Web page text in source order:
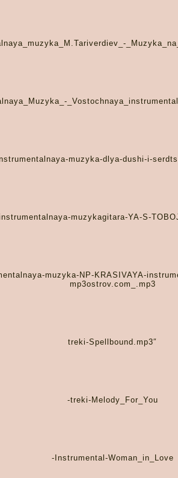
muzyka-dlya-dushi-i-
muzykagitara-YA-S-
muzyka-NP-KRASIVAYA-
mp3ostrov.com_.mp3
treki-Spellbound.mp3″
-treki-Melody_For_You
-Instrumental-Woman_in_Love